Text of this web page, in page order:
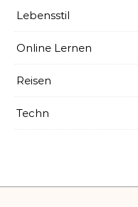
Lebensstil
Online Lernen
Reisen
Techn